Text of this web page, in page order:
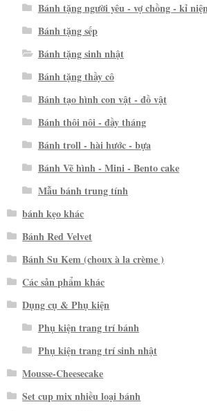
Bánh tặng người yêu - vợ chồng - kỉ
Bánh tặng sếp
Bánh tặng sinh nhật
Bánh tặng thầy cô
Bánh tạo hình con vật - đồ vật
Bánh thôi nôi - đầy tháng
Bánh troll - hài hước - bựa
Bánh Vẽ hình - Mini - Bento cake
Mẫu bánh trung tính
bánh kẹo khác
Bánh Red Velvet
Bánh Su Kem (choux à la crème )
Các sản phẩm khác
Dụng cụ & Phụ kiện
Phụ kiện trang trí bánh
Phụ kiện trang trí sinh nhật
Mousse-Cheesecake
Set cup mix nhiều loại bánh